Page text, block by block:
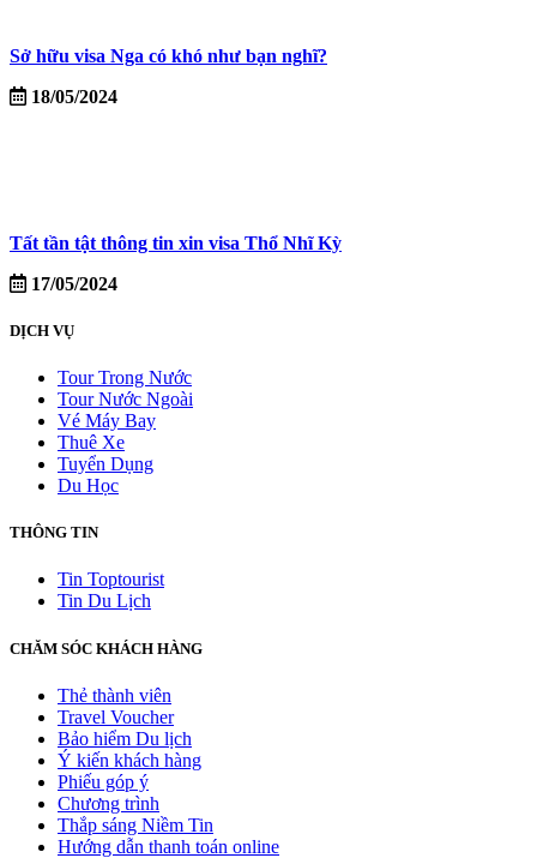
Sở hữu visa Nga có khó như bạn nghĩ?
18/05/2024
Tất tần tật thông tin xin visa Thổ Nhĩ Kỳ
17/05/2024
DỊCH VỤ
Tour Trong Nước
Tour Nước Ngoài
Vé Máy Bay
Thuê Xe
Tuyển Dụng
Du Học
THÔNG TIN
Tin Toptourist
Tin Du Lịch
CHĂM SÓC KHÁCH HÀNG
Thẻ thành viên
Travel Voucher
Bảo hiểm Du lịch
Ý kiến khách hàng
Phiếu góp ý
Chương trình
Thắp sáng Niềm Tin
Hướng dẫn thanh toán online